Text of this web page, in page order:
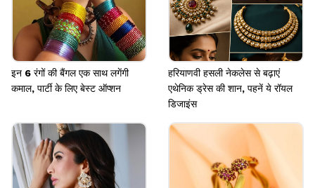
इन 6 रंगों की बैंगल एक साथ लगेंगी
कमाल, पार्टी के लिए बेस्ट ऑप्शन
हरियाणवी हसली नेकलेस से बढ़ाएं
एथेनिक ड्रेस की शान, पहनें ये रॉयल
डिजाइंस